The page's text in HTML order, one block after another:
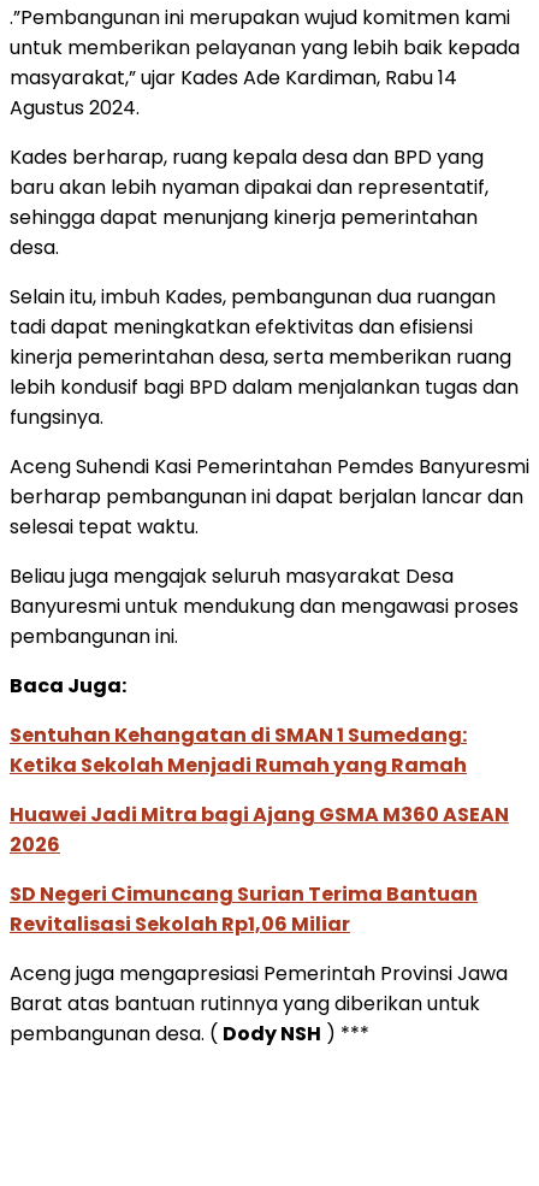
.”Pembangunan ini merupakan wujud komitmen kami
untuk memberikan pelayanan yang lebih baik kepada
masyarakat,” ujar Kades Ade Kardiman, Rabu 14
Agustus 2024.
Kades berharap, ruang kepala desa dan BPD yang
baru akan lebih nyaman dipakai dan representatif,
sehingga dapat menunjang kinerja pemerintahan
desa.
Selain itu, imbuh Kades, pembangunan dua ruangan
tadi dapat meningkatkan efektivitas dan efisiensi
kinerja pemerintahan desa, serta memberikan ruang
lebih kondusif bagi BPD dalam menjalankan tugas dan
fungsinya.
Aceng Suhendi Kasi Pemerintahan Pemdes Banyuresmi
berharap pembangunan ini dapat berjalan lancar dan
selesai tepat waktu.
Beliau juga mengajak seluruh masyarakat Desa
Banyuresmi untuk mendukung dan mengawasi proses
pembangunan ini.
Baca Juga:
Sentuhan Kehangatan di SMAN 1 Sumedang:
Ketika Sekolah Menjadi Rumah yang Ramah
Huawei Jadi Mitra bagi Ajang GSMA M360 ASEAN
2026
SD Negeri Cimuncang Surian Terima Bantuan
Revitalisasi Sekolah Rp1,06 Miliar
Aceng juga mengapresiasi Pemerintah Provinsi Jawa
Barat atas bantuan rutinnya yang diberikan untuk
pembangunan desa. ( Dody NSH ) ***